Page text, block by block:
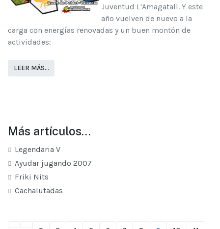
Juventud L'Amagatall. Y este
año vuelven de nuevo a la
carga con energías renovadas y un buen montón de
actividades:
LEER MÁS…
Más artículos…
Legendaria V
Ayudar jugando 2007
Friki Nits
Cachalutadas